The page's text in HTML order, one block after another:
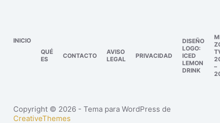
INICIO
QUÉ
ES
CONTACTO
AVISO
LEGAL
PRIVACIDAD
DISEÑO
LOGO:
ICED
LEMON
DRINK
–
Copyright © 2026 - Tema para WordPress de
CreativeThemes